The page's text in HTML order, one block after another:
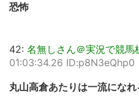
恐怖
42: 名無しさん＠実況で競馬
01:03:34.26 ID:p8N3eQhp0
丸山高倉あたりは一流にな